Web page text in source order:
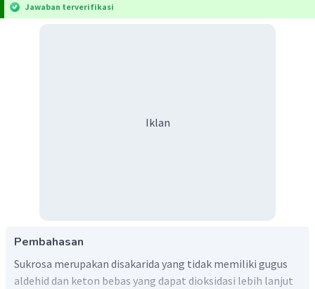
Jawaban terverifikasi
Iklan
Pembahasan
Sukrosa merupakan disakarida yang tidak memiliki gugus
aldehid dan keton bebas yang dapat dioksidasi lebih lanjut